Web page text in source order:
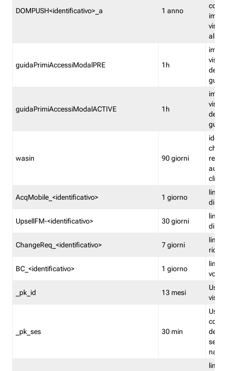
DOMPUSH<identificativo>_a 1 anno
guidaPrimiAccessiModalPRE 1h
della
guidaPrimiAccessiModalACTIVE 1h
della
wasin 90 giorni
che
rete
clienti
AcqMobile_<identificativo> 1 giorno
limita
di
UpsellFM-<identificativo> 30 giorni
limita
di
ChangeReq_<identificativo> 7 giorni
limita
BC_<identificativo> 1 giorno
limita
_pk_id 13 mesi
_pk_ses 30 min